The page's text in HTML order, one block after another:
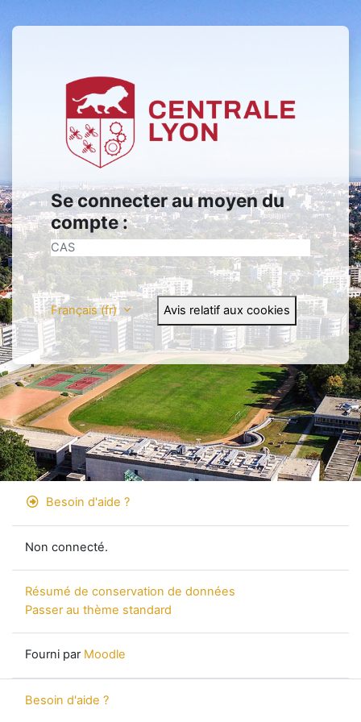
Connexion à Pédagogie2
Se connecter au moyen du
compte :
CAS
Français ‎(fr)‎ Avis relatif aux cookies
Besoin d'aide ?
Non connecté.
Résumé de conservation de données
Passer au thème standard
Fourni par Moodle
Besoin d'aide ?